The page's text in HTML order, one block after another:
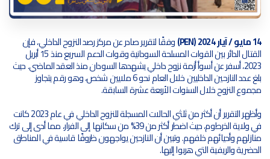
14 مايو / آيار 2024 (PEN) وفقًا لتقرير صادر عن مركز رصد النزوح الداخلي، فإن
القتال الدائر بين القوات المسلحة السودانية وقوات الدعم السريع منذ 15 أبريل
2023، أسفر عن أسوأ أزمة نزوح داخلي يشهدها السودان منذ العقد الماضي. حيث
بلغ عدد النازحين الداخليين خلال العام نحو 6 ملايين شخص، وهو رقم يتجاوز
مجموع النزوح خلال السنوات الأربعة عشرة السابقة.
وأظهر التقرير أن أكثر من ثلثي الحالات المسجلة للنزوح الداخلي في عام 2023 كانت
في ولاية الخرطوم، حيث اضطر أكثر من 39% من سكانها إلى الفرار، مما أدى إلى ترك
منازلهم وأحيائهم خلفهم. وتبين أن النازحين يواجهون ظروفًا قاسية في المناطق
الحضرية والريفية التي هربوا إليها.